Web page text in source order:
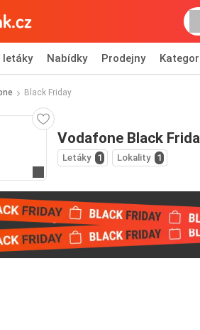
letáky Nabídky Prodejny
Black Friday
Vodafone Black
Letáky 1 Lokality 1
od Vodafone